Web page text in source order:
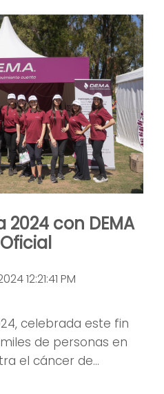
con DEMA
12:21:41 PM
celebrada este fin
de personas en
el cáncer de...